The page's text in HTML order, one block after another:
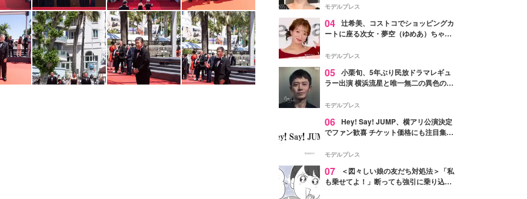
モデルプレス
04 辻希美、コストコでショッピングカ
ートに座る次女・夢空（ゆめあ）ちゃん
ぎ」「成長を感じる」の声
モデルプレス
05 小栗旬、5年ぶり民放ドラマレギュ
ラー出演 横浜流星と唯一無二の異色のバ
モデルプレス
06 Hey! Say! JUMP、横アリ公演決定
でファン歓喜 チケット価格にも注目集ま
モデルプレス
07
＜図々しい娘の友だち対処法＞「私
も乗せてよ！」断っても強引に乗り込ん